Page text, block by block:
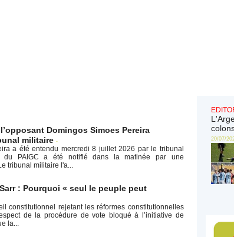
Domingos Simoes Pereira
militaire -
a été entendu mercredi 8 juillet 2026 par le tribunal
du PAIGC a été notifié dans la matinée par une
tribunal militaire l'a...
: Pourquoi « seul le peuple peut
constitutionnel rejetant les réformes constitutionnelles
de la procédure de vote bloqué à l’initiative de
la...
20/07/